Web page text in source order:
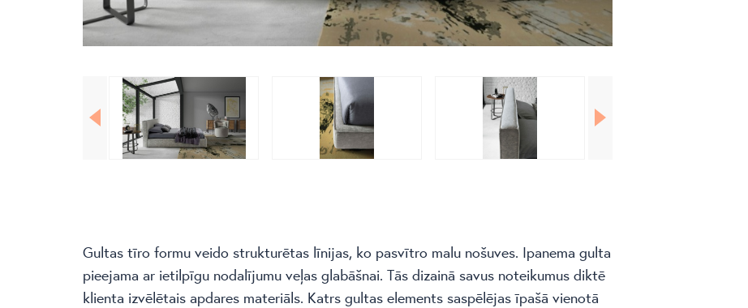
Gultas tīro formu veido strukturētas līnijas, ko pasvītro malu nošuves. Ipanema gulta
pieejama ar ietilpīgu nodalījumu veļas glabāšnai. Tās dizainā savus noteikumus diktē
klienta izvēlētais apdares materiāls. Katrs gultas elements saspēlējas īpašā vienotā